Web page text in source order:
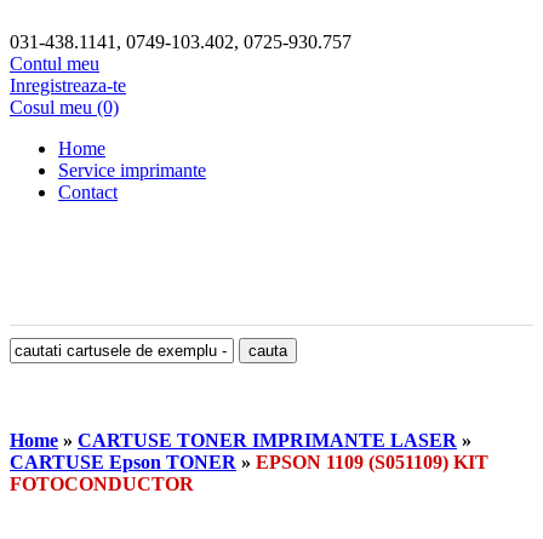
031-438.1141, 0749-103.402, 0725-930.757
Contul meu
Inregistreaza-te
Cosul meu (0)
Home
Service imprimante
Contact
Home » CARTUSE TONER IMPRIMANTE LASER »
CARTUSE Epson TONER » EPSON 1109 (S051109) KIT
FOTOCONDUCTOR